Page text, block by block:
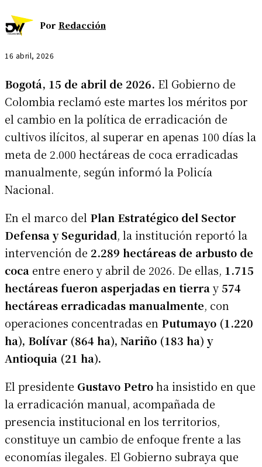
Por Redacción
16 abril, 2026
Bogotá, 15 de abril de 2026. El Gobierno de
Colombia reclamó este martes los méritos por
el cambio en la política de erradicación de
cultivos ilícitos, al superar en apenas 100 días la
meta de 2.000 hectáreas de coca erradicadas
manualmente, según informó la Policía
Nacional.
En el marco del Plan Estratégico del Sector
Defensa y Seguridad, la institución reportó la
intervención de 2.289 hectáreas de arbusto de
coca entre enero y abril de 2026. De ellas, 1.715
hectáreas fueron asperjadas en tierray574
hectáreas erradicadas manualmente, con
operaciones concentradas en Putumayo (1.220
ha), Bolívar (864 ha), Nariño (183 ha) y
Antioquia (21 ha).
El presidente Gustavo Petroha insistido en que
la erradicación manual, acompañada de
presencia institucional en los territorios,
constituye un cambio de enfoque frente a las
economías ilegales. El Gobierno subraya que